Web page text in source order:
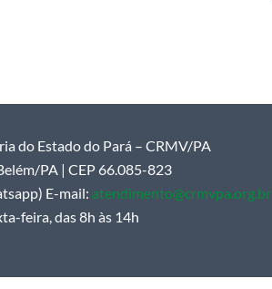
do Estado do Pará – CRMV/PA
PA | CEP 66.085-823
E-mail: atendimento@crmvpa.org.br
feira, das 8h às 14h